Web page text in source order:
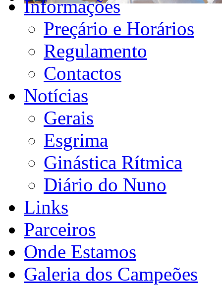
Informações
Preçário e Horários
Regulamento
Contactos
Notícias
Gerais
Esgrima
Ginástica Rítmica
Diário do Nuno
Links
Parceiros
Onde Estamos
Galeria dos Campeões